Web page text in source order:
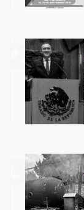
2
3